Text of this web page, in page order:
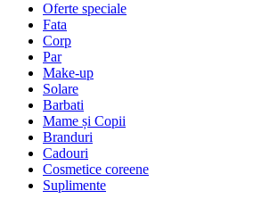
Oferte speciale
Fata
Corp
Par
Make-up
Solare
Barbati
Mame și Copii
Branduri
Cadouri
Cosmetice coreene
Suplimente